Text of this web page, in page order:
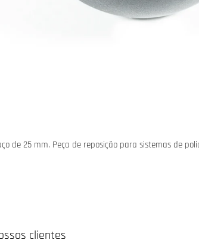
de 25 mm. Peça de reposição para sistemas de
clientes